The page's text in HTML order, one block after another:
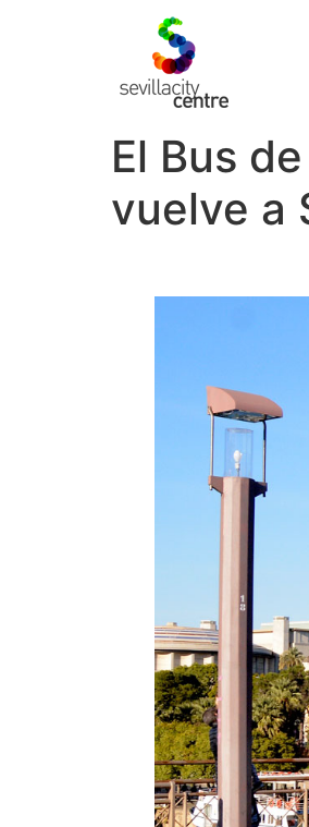
El Bus
vuelve a